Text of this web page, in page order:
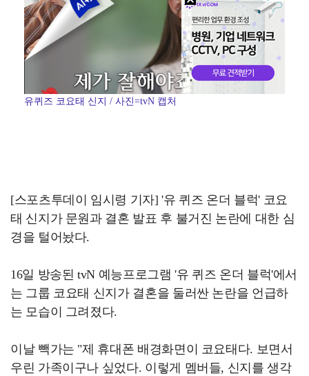
[ST포토] 마서영, 나이스 퍼팅
[ST포토] 정지효, 홀컵으로 쏙~
유퀴즈 코요태 신지 / 사진=tvN 캡처
[스포츠투데이 임시령 기자] '유 퀴즈 온더 블럭' 코요
태 신지가 문원과 결혼 발표 후 불거진 논란에 대한 심
경을 털어놨다.
16일 방송된 tvN 예능프로그램 '유 퀴즈 온더 블럭'에서
는 그룹 코요태 신지가 결혼을 둘러싼 논란을 언급하
는 모습이 그려졌다.
이날 빽가는 "제 휴대폰 배경화면이 코요태다. 보면서
우린 가족이구나 싶었다. 이렇게 멤버들, 신지를 생각